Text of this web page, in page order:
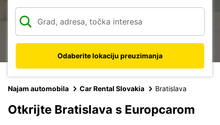
Odaberite lokaciju preuzimanja
Najam automobila Car Rental Slovakia Bratislava
Otkrijte Bratislava s Europcarom